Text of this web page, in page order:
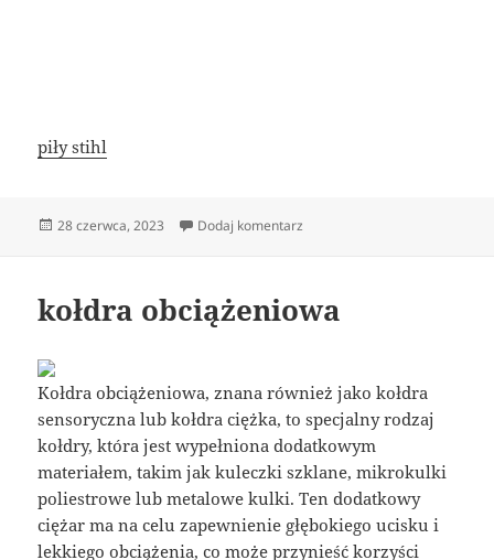
piły stihl
Data
28 czerwca, 2023 Dodaj komentarz
kołdra obciążeniowa
Kołdra obciążeniowa, znana również jako kołdra
sensoryczna lub kołdra ciężka, to specjalny rodzaj
kołdry, która jest wypełniona dodatkowym
materiałem, takim jak kuleczki szklane, mikrokulki
poliestrowe lub metalowe kulki. Ten dodatkowy
ciężar ma na celu zapewnienie głębokiego ucisku i
lekkiego obciążenia, co może przynieść korzyści